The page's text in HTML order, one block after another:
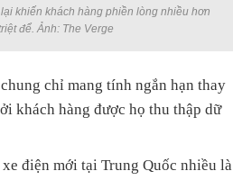
khiến khách hàng phiền lòng nhiều hơn
để. Ảnh: The Verge
chỉ mang tính ngắn hạn thay
khách hàng được họ thu thập dữ
điện mới tại Trung Quốc nhiều là